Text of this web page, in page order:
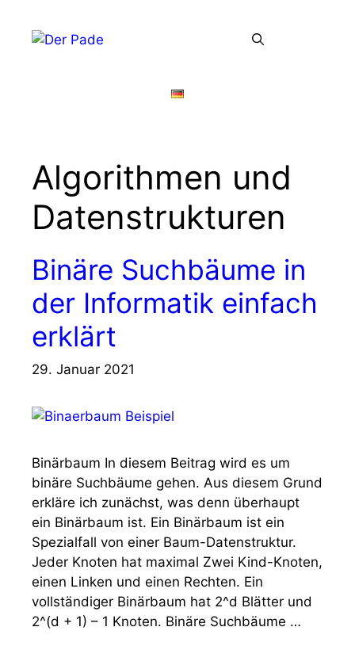
Inhalt
springen
Algorithmen und
Datenstrukturen
Binäre Suchbäume in
der Informatik einfach
erklärt
29. Januar 2021
Binärbaum In diesem Beitrag wird es um
binäre Suchbäume gehen. Aus diesem Grund
erkläre ich zunächst, was denn überhaupt
ein Binärbaum ist. Ein Binärbaum ist ein
Spezialfall von einer Baum-Datenstruktur.
Jeder Knoten hat maximal Zwei Kind-Knoten,
einen Linken und einen Rechten. Ein
vollständiger Binärbaum hat 2^d Blätter und
2^(d + 1) – 1 Knoten. Binäre Suchbäume …